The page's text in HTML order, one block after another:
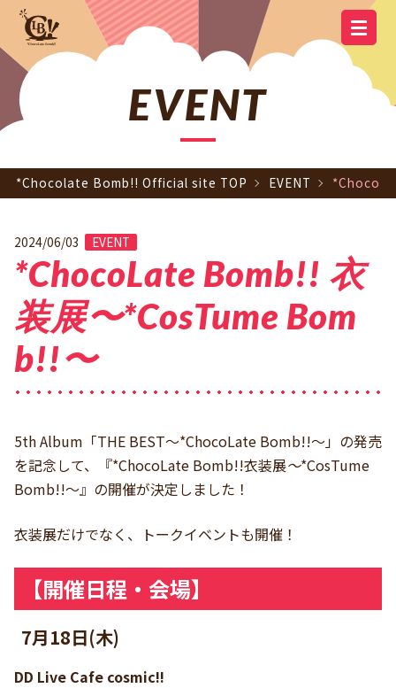
OFFICIAL SITE TOP
SCHEDULE DISCOGRAPHY
GOODS
YOUTUBE OFFICIAL LINE
OFFICIAL
EVENT
*Chocolate Bomb!! Official site TOP EVENT
2024/06/03 EVENT
*ChocoLate Bomb!! 衣
装展〜*CosTume Bom
b!!〜
5th Album「THE BEST〜*ChocoLate Bomb!!〜」の発売
を記念して、『*ChocoLate Bomb!!衣装展〜*CosTume
Bomb!!〜』の開催が決定しました！
衣装展だけでなく、トークイベントも開催！
【開催日程・会場】
7月18日(木)
DD Live Cafe cosmic!!